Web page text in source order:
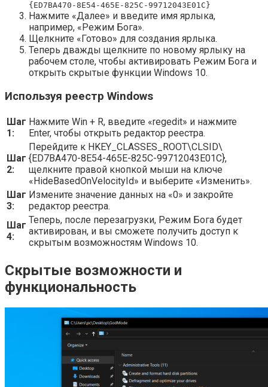
{ED7BA470-8E54-465E-825C-99712043E01C}
Нажмите «Далее» и введите имя ярлыка,
например, «Режим Бога».
Щелкните «Готово» для создания ярлыка.
Теперь дважды щелкните по новому ярлыку на
рабочем столе, чтобы активировать Режим Бога и
открыть скрытые функции Windows 10.
Используя реестр Windows
Шаг
1:
Нажмите Win + R, введите «regedit» и нажмите
Enter, чтобы открыть редактор реестра.
Шаг
2:
Перейдите к HKEY_CLASSES_ROOT\CLSID\
{ED7BA470-8E54-465E-825C-99712043E01C},
щелкните правой кнопкой мыши на ключе
«HideBasedOnVelocityId» и выберите «Изменить».
Шаг
3:
Измените значение данных на «0» и закройте
редактор реестра.
Шаг
4:
Теперь, после перезагрузки, Режим Бога будет
активирован, и вы сможете получить доступ к
скрытым возможностям Windows 10.
Скрытые возможности и
функциональность